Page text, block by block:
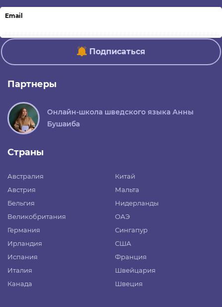
Email
Подписаться
Партнеры
Онлайн-школа шведского языка Анны
Бушаиба
Страны
Австралия
Австрия
Бельгия
Великобритания
Германия
Ирландия
Испания
Италия
Канада
Китай
Мальта
Нидерланды
ОАЭ
Сингапур
США
Франция
Швейцария
Швеция